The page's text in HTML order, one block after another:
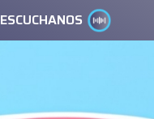
ESCUCHANOS